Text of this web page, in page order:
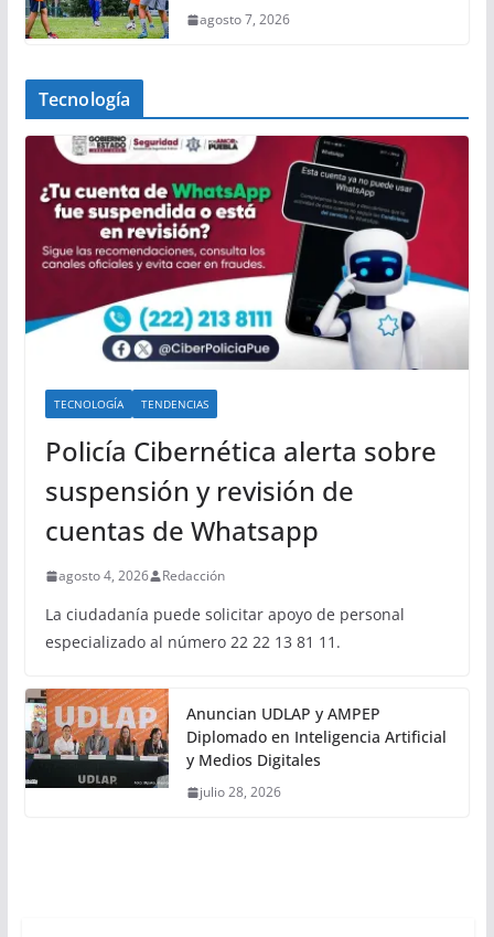
agosto 7, 2026
Tecnología
TECNOLOGÍA TENDENCIAS
Policía Cibernética alerta sobre
suspensión y revisión de
cuentas de Whatsapp
agosto 4, 2026 Redacción
La ciudadanía puede solicitar apoyo de personal
especializado al número 22 22 13 81 11.
Anuncian UDLAP y AMPEP
Diplomado en Inteligencia Artificial
y Medios Digitales
julio 28, 2026